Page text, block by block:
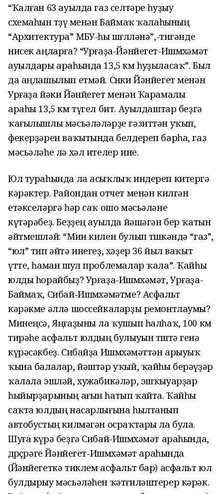
“Ҡалған 63 ауылда газ селтәре һуҙыу
схемаһын төҙөү менән Баймаҡ ҡалаһының
“Архитектура” МБУ-һы шөғөлләнә”,-тигәнде
нисек аңларға? “Урғаҙа-Йәнйегет-Ишмөхәмәт
ауылдары араһында 13,5 км һуҙыласаҡ”. Был
да аңлашылып етмәй. Сөнки Йәнйегет менән
Урғаҙа йәки Йәнйегет менән Ҡарамалы
араһы 13,5 км түгел бит. Ауылдаштар беҙгә
ҡағылышлы мәсьәләләрҙе гәзиттән уҡып,
фекерҙәрен ваҡытында белдереп барһа, газ
мәсьәләһе лә хәл ителер ине.
Юл тураһында ла асыҡлыҡ индереп китергә
кәрәктер. Райондан отчет менән килгән
етәкселәргә һәр саҡ ошо мәсьәләне
күтәрәбеҙ. Беҙҙең ауылда йәшәгән бер ҡатын
әйтмешләй: “Мин килен булып төшкәндә “газ”,
“юл” тип әйтә инегеҙ, хәҙер 36 йыл ваҡыт
үтте, һаман шул проблемалар ҡала”. Ҡайһы
юлды һорайбыҙ? Урғаҙа-Ишмөхәмәт, Урғаҙа-
Баймаҡ, Сибай-Ишмөхәмәтме? Асфальт
кәрәкме әллә шоссейкаларҙы ремонтлаумы?
Минеңсә, Яңғаҙыны ла ҡушып һалһаҡ, 100 км
тирәһе асфальт юлдың булыуын төштә генә
күрәсәкбеҙ. Сибайҙа Ишмөхәмәттән арыуыҡ
ҡына балалар, йәштәр уҡый, ҡайһы берәүҙәр
ҡалала эшләй, хужабикәләр, эшҡыуарҙар
һыйырҙарының ағын һатып ҡайта. Ҡайһы
саҡта юлдың насарлығына һылтанып
автобустың килмәгән осраҡтары ла була.
Шуға күрә беҙгә Сибай-Ишмөхәмәт араһында,
дөрөҫөрәге Йәнйегет-Ишмөхәмәт араһында
(Йәнйегеткә тиклем асфальт бар) асфальт юл
булдырыу мәсьәләһен ҡәтғиләштерер кәрәк.